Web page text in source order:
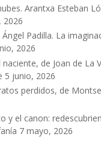
Arantxa Esteban
2026
Padilla. La
2026
de Joan de La
5 junio, 2026
perdidos, de
y el canon:
7 mayo, 2026